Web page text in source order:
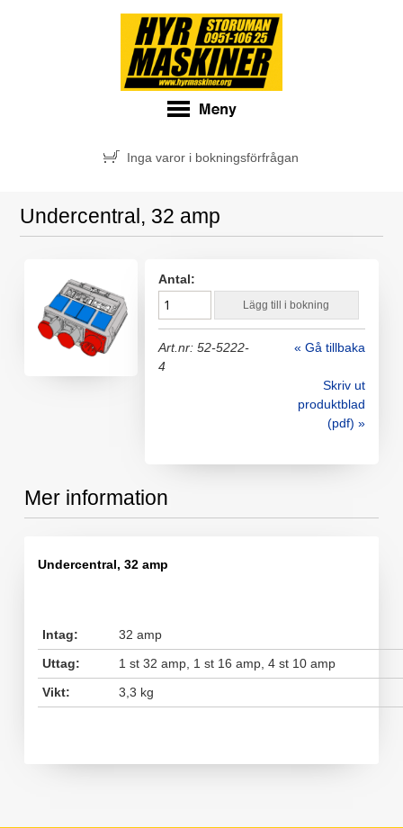
Inga varor i bokningsförfrågan
Undercentral, 32 amp
Antal:
Lägg till i bokning
« Gå tillbaka
Art.nr: 52-5222-
4
Skriv ut
produktblad
(pdf) »
Mer information
Undercentral, 32 amp
Intag:
32 amp
Uttag:
1 st 32 amp, 1 st 16 amp, 4 st 10 amp
Vikt:
3,3 kg